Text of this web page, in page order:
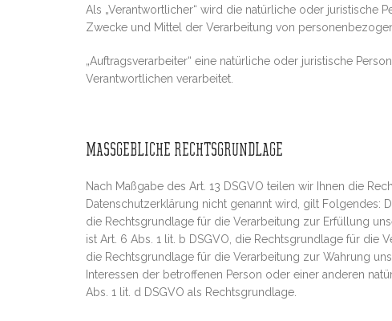
Als „Verantwortlicher“ wird die natürliche oder juristische
Zwecke und Mittel der Verarbeitung von
„Auftragsverarbeiter“ eine natürliche oder juristische
Verantwortlichen verarbeitet.
MASSGEBLICHE RECHTSGRUNDLAGE
Nach Maßgabe des Art. 13 DSGVO teilen wir Ihnen die
Datenschutzerklärung nicht genannt wird, gilt Folgendes:
die Rechtsgrundlage für die Verarbeitung zur Erfüllung
ist Art. 6 Abs. 1 lit. b DSGVO, die Rechtsgrundlage für die
die Rechtsgrundlage für die Verarbeitung zur Wahrung
Interessen der betroffenen Person oder einer anderen
Abs. 1 lit. d DSGVO als Rechtsgrundlage.